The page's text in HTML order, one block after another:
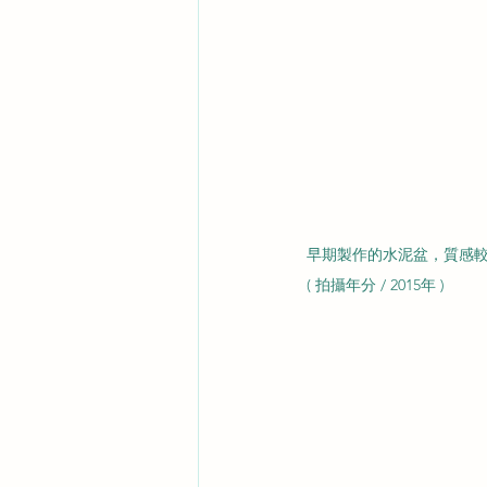
早期製作的水泥盆，質感
( 拍攝年分 / 2015年 )